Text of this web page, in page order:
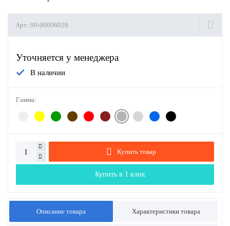
Арт: 00-00006028
Уточняется у менеджера
В наличии
Гамма:
Купить товар
Купить в 1 клик
Описание товара Характеристики товара